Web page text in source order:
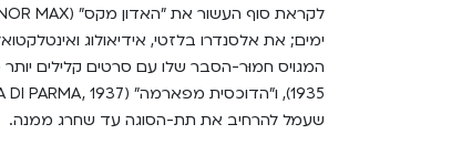
ימים; את אלסנדרו בלזטי, אידיאולוג
שעמל להרחיב את תת-הסוגה עד שחרג ממנה.